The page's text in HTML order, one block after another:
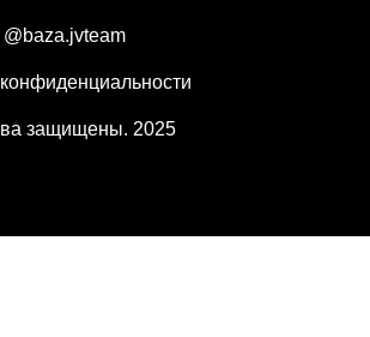
@baza.jvteam
защищены. 2025